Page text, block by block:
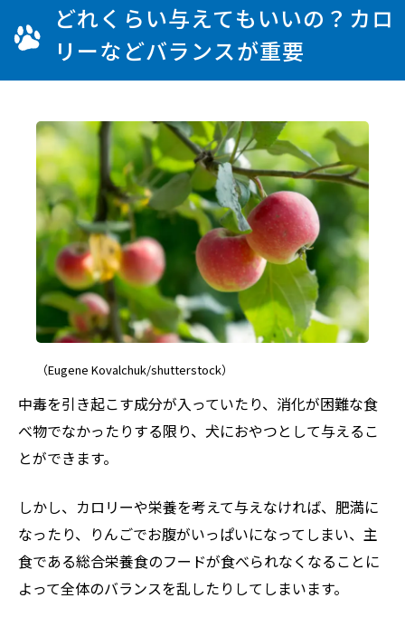
どれくらい与えてもいいの？カロ
リーなどバランスが重要
（Eugene Kovalchuk/shutterstock）
中毒を引き起こす成分が入っていたり、消化が困難な食
べ物でなかったりする限り、犬におやつとして与えるこ
とができます。
しかし、カロリーや栄養を考えて与えなければ、肥満に
なったり、りんごでお腹がいっぱいになってしまい、主
食である総合栄養食のフードが食べられなくなることに
よって全体のバランスを乱したりしてしまいます。